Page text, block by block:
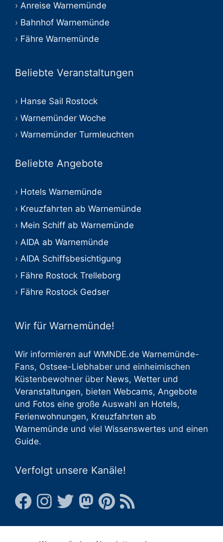
Anreise Warnemünde
Bahnhof Warnemünde
Fähre Warnemünde
Beliebte Veranstaltungen
Hanse Sail Rostock
Warnemünder Woche
Warnemünder Turmleuchten
Beliebte Angebote
Hotels Warnemünde
Kreuzfahrten ab Warnemünde
Mein Schiff ab Warnemünde
AIDA ab Warnemünde
AIDA Schiffsbesichtigung
Fähre Rostock Trelleborg
Fähre Rostock Gedser
Wir für Warnemünde!
Wir informieren auf WMNDE.de Warnemünde-
Fans, Ostsee-Liebhaber und einheimischen
Küstenbewohner über News, Wetter und
Veranstaltungen, bieten Webcams, Angebote
und Fotos eine große Auswahl an Hotels,
Ferienwohnungen, Kreuzfahrten ab
Warnemünde und viel Wissenswertes und einen
Guide.
Verfolgt unsere Kanäle!